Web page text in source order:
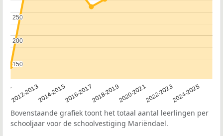
2012-20132014-20152016-20172018-20192020-20212022-20232024-2025
150
150
200
200
250
250
Bovenstaande grafiek toont het totaal aantal leerlingen per
schooljaar voor de schoolvestiging Mariëndael.